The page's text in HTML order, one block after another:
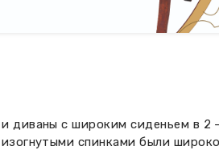
диваны с широким сиденьем в 2
спинками были